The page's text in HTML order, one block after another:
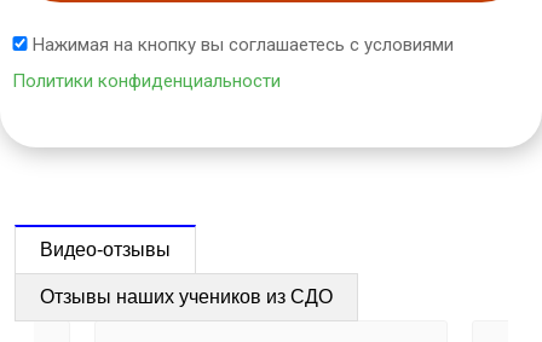
Нажимая на кнопку вы соглашаетесь с условиями
Политики конфиденциальности
Видео-отзывы
Отзывы наших учеников из СДО